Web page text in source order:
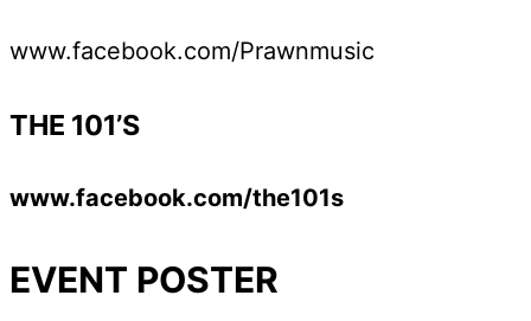
www.facebook.com/Prawnmusic
THE 101’S
www.facebook.com/the101s
EVENT POSTER